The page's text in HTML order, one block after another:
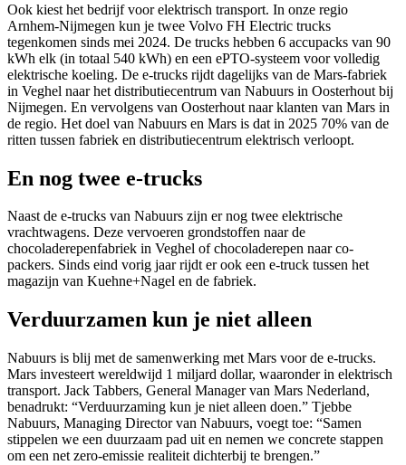
Ook kiest het bedrijf voor elektrisch transport. In onze regio
Arnhem-Nijmegen kun je twee Volvo FH Electric trucks
tegenkomen sinds mei 2024. De trucks hebben 6 accupacks van 90
kWh elk (in totaal 540 kWh) en een ePTO-systeem voor volledig
elektrische koeling. De e-trucks rijdt dagelijks van de Mars-fabriek
in Veghel naar het distributiecentrum van Nabuurs in Oosterhout bij
Nijmegen. En vervolgens van Oosterhout naar klanten van Mars in
de regio. Het doel van Nabuurs en Mars is dat in 2025 70% van de
ritten tussen fabriek en distributiecentrum elektrisch verloopt.
En nog twee e-trucks
Naast de e-trucks van Nabuurs zijn er nog twee elektrische
vrachtwagens. Deze vervoeren grondstoffen naar de
chocoladerepenfabriek in Veghel of chocoladerepen naar co-
packers. Sinds eind vorig jaar rijdt er ook een e-truck tussen het
magazijn van Kuehne+Nagel en de fabriek.
Verduurzamen kun je niet alleen
Nabuurs is blij met de samenwerking met Mars voor de e-trucks.
Mars investeert wereldwijd 1 miljard dollar, waaronder in elektrisch
transport. Jack Tabbers, General Manager van Mars Nederland,
benadrukt: “Verduurzaming kun je niet alleen doen.” Tjebbe
Nabuurs, Managing Director van Nabuurs, voegt toe: “Samen
stippelen we een duurzaam pad uit en nemen we concrete stappen
om een net zero-emissie realiteit dichterbij te brengen.”